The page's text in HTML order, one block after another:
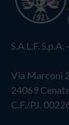
S.A.L.F.
Via Marconi 2
24069
C.F./P.I.